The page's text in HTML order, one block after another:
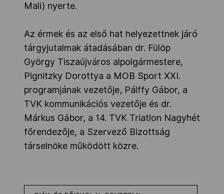
Mali) nyerte.
Az érmek és az első hat helyezettnek járó
tárgyjutalmak átadásában dr. Fülöp
György Tiszaújváros alpolgármestere,
Pignitzky Dorottya a MOB Sport XXI.
programjának vezetője, Pálffy Gábor, a
TVK kommunikációs vezetője és dr.
Márkus Gábor, a 14. TVK Triatlon Nagyhét
főrendezője, a Szervező Bizottság
társelnöke működött közre.